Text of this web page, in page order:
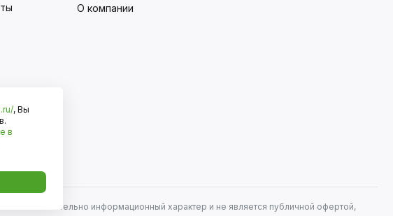
О компании
исключительно информационный характер и не является публичной офертой,
, Вы
в